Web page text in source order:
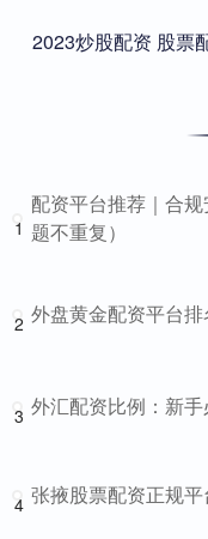
​2023炒股配资 股票
1
配资平台推荐｜合
题不重复）
2 外盘黄金配资平台
3 外汇配资比例：新
4 张掖股票配资正规